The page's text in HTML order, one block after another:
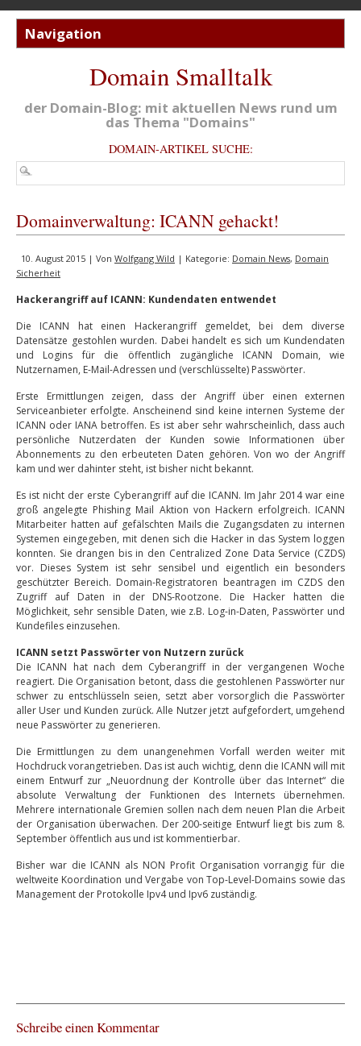
Domain Smalltalk
der Domain-Blog: mit aktuellen News rund um
das Thema "Domains"
DOMAIN-ARTIKEL SUCHE:
Domainverwaltung: ICANN gehackt!
10. August 2015 | Von Wolfgang Wild | Kategorie: Domain News, Domain
Sicherheit
Hackerangriff auf ICANN: Kundendaten entwendet
Die ICANN hat einen Hackerangriff gemeldet, bei dem diverse
Datensätze gestohlen wurden. Dabei handelt es sich um Kundendaten
und Logins für die öffentlich zugängliche ICANN Domain, wie
Nutzernamen, E-Mail-Adressen und (verschlüsselte) Passwörter.
Erste Ermittlungen zeigen, dass der Angriff über einen externen
Serviceanbieter erfolgte. Anscheinend sind keine internen Systeme der
ICANN oder IANA betroffen. Es ist aber sehr wahrscheinlich, dass auch
persönliche Nutzerdaten der Kunden sowie Informationen über
Abonnements zu den erbeuteten Daten gehören. Von wo der Angriff
kam und wer dahinter steht, ist bisher nicht bekannt.
Es ist nicht der erste Cyberangriff auf die ICANN. Im Jahr 2014 war eine
groß angelegte Phishing Mail Aktion von Hackern erfolgreich. ICANN
Mitarbeiter hatten auf gefälschten Mails die Zugangsdaten zu internen
Systemen eingegeben, mit denen sich die Hacker in das System loggen
konnten. Sie drangen bis in den Centralized Zone Data Service (CZDS)
vor. Dieses System ist sehr sensibel und eigentlich ein besonders
geschützter Bereich. Domain-Registratoren beantragen im CZDS den
Zugriff auf Daten in der DNS-Rootzone. Die Hacker hatten die
Möglichkeit, sehr sensible Daten, wie z.B. Log-in-Daten, Passwörter und
Kundefiles einzusehen.
ICANN setzt Passwörter von Nutzern zurück
Die ICANN hat nach dem Cyberangriff in der vergangenen Woche
reagiert. Die Organisation betont, dass die gestohlenen Passwörter nur
schwer zu entschlüsseln seien, setzt aber vorsorglich die Passwörter
aller User und Kunden zurück. Alle Nutzer jetzt aufgefordert, umgehend
neue Passwörter zu generieren.
Die Ermittlungen zu dem unangenehmen Vorfall werden weiter mit
Hochdruck vorangetrieben. Das ist auch wichtig, denn die ICANN will mit
einem Entwurf zur „Neuordnung der Kontrolle über das Internet“ die
absolute Verwaltung der Funktionen des Internets übernehmen.
Mehrere internationale Gremien sollen nach dem neuen Plan die Arbeit
der Organisation überwachen. Der 200-seitige Entwurf liegt bis zum 8.
September öffentlich aus und ist kommentierbar.
Bisher war die ICANN als NON Profit Organisation vorrangig für die
weltweite Koordination und Vergabe von Top-Level-Domains sowie das
Management der Protokolle Ipv4 und Ipv6 zuständig.
Schreibe einen Kommentar